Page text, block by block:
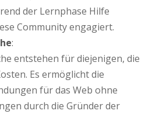
der Lernphase Hilfe
Community engagiert.
:
entstehen für diejenigen, die
Es ermöglicht die
für das Web ohne
durch die Gründer der